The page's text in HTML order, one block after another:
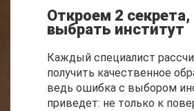
Откроем 2 секрета,
выбрать институт
Каждый специалист
получить качественное
ведь ошибка с выбором
приведет: не только к